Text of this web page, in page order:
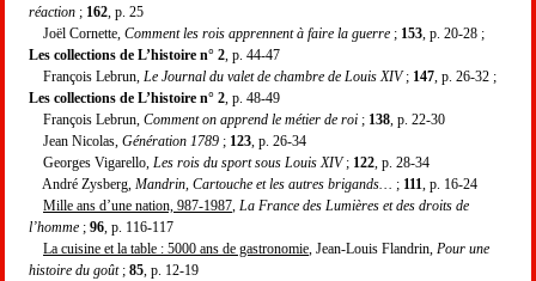
réaction ; 162 , p. 25
Joël Cornette, Comment les rois apprennent à faire la guerre ; 153 , p. 20-28 ;
Les collections de L’histoire n° 2 , p. 44-47
François Lebrun, Le Journal du valet de chambre de Louis XIV; 147 , p. 26-32 ;
Les collections de L’histoire n° 2 , p. 48-49
François Lebrun, Comment on apprend le métier de roi ; 138 , p. 22-30
Jean Nicolas, Génération 1789 ; 123 , p. 26-34
Georges Vigarello, Les rois du sport sous Louis XIV; 122 , p. 28-34
André Zysberg, Mandrin, Cartouche et les autres brigands… ; 111 , p. 16-24
Mille ans d’une nation, 987-1987 La France des Lumières et des droits de
l’homme ; 96 , p. 116-117
La cuisine et la table : 5000 ans de gastronomie , Jean-Louis Flandrin, Pour une
histoire du goût; 85 , p. 12-19